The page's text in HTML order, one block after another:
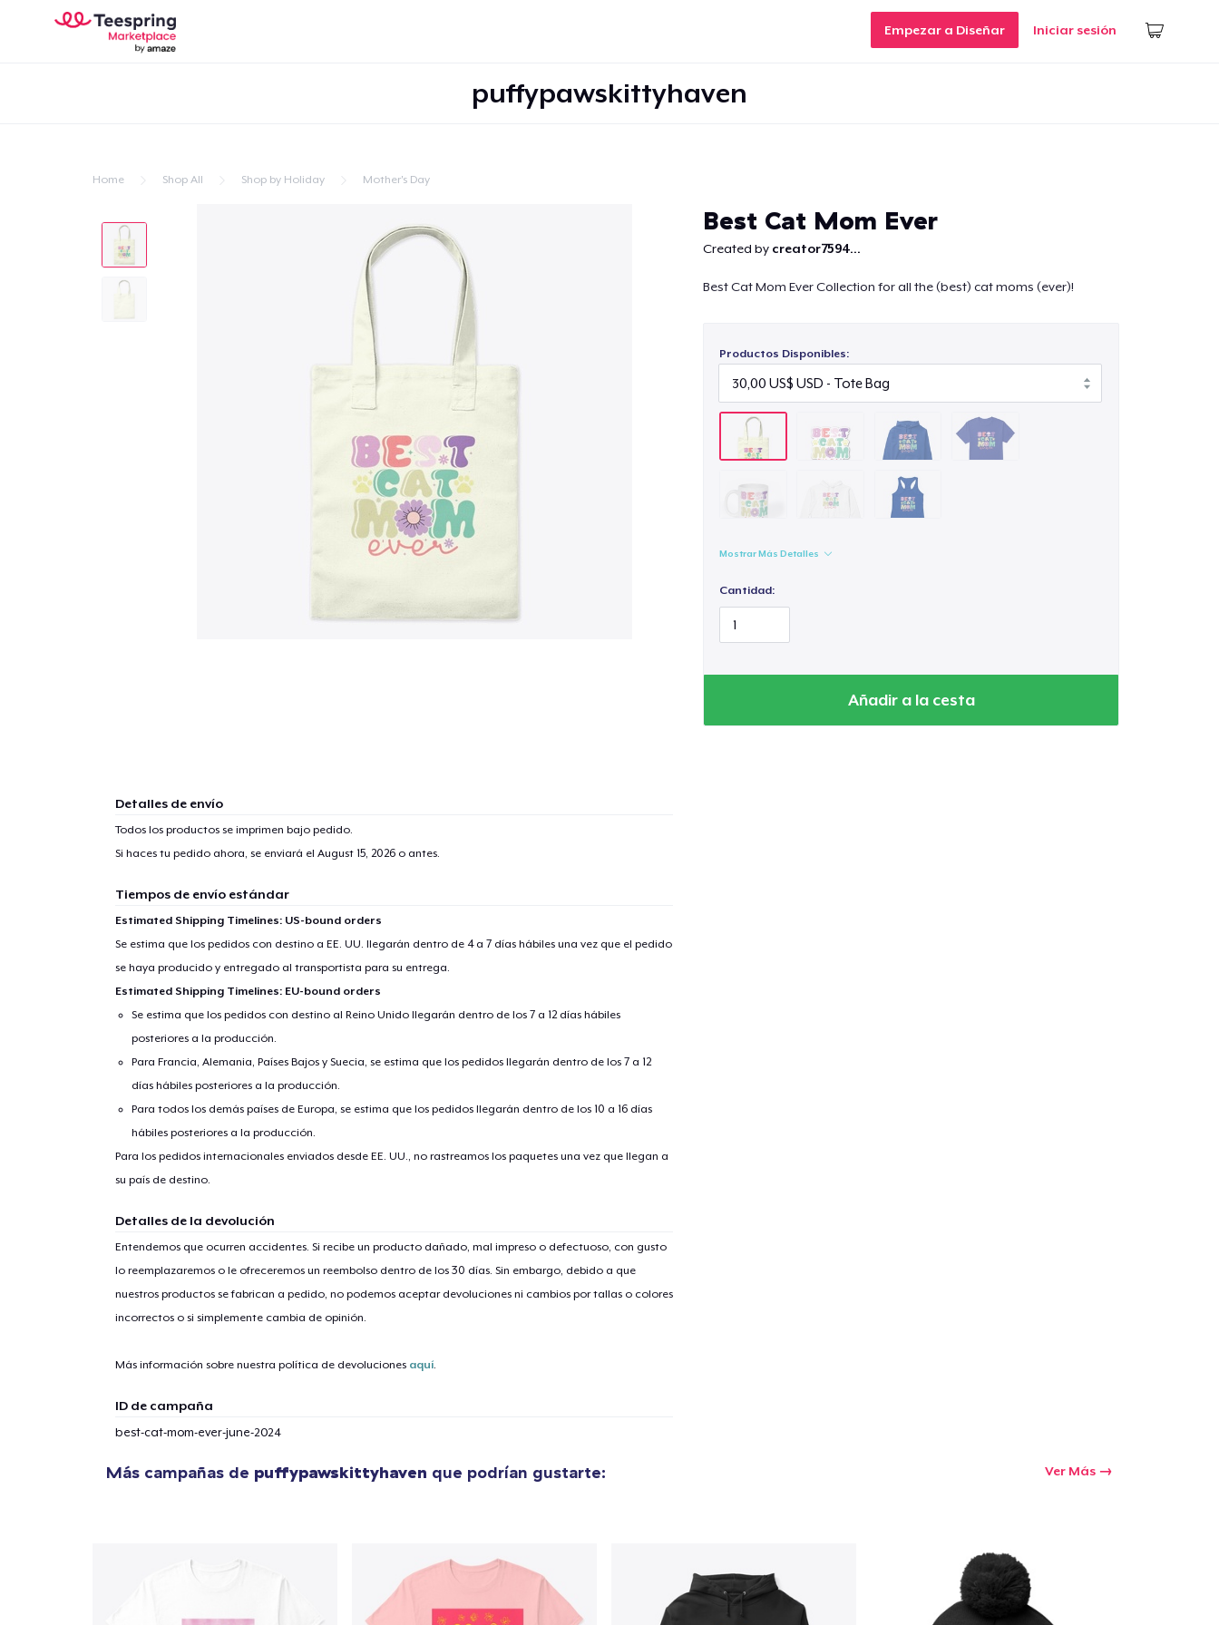
Empezar a Diseñar Iniciar sesión
puffypawskittyhaven
Home Shop All Shop by Holiday Mother's Day
Best Cat Mom Ever
Created by creator7594...
Best Cat Mom Ever Collection for all the (best) cat moms (ever)!
Productos Disponibles:
Mostrar Más Detalles
Cantidad:
Añadir a la cesta
Detalles de envío
Todos los productos se imprimen bajo pedido.
Si haces tu pedido ahora, se enviará el August 15, 2026o antes.
Tiempos de envío estándar
Estimated Shipping Timelines: US-bound orders
Se estima que los pedidos con destino a EE. UU. llegarán dentro de 4 a 7 días hábiles una vez que el pedido
se haya producido y entregado al transportista para su entrega.
Estimated Shipping Timelines: EU-bound orders
Se estima que los pedidos con destino al Reino Unido llegarán dentro de los 7 a 12 días hábiles
posteriores a la producción.
Para Francia, Alemania, Países Bajos y Suecia, se estima que los pedidos llegarán dentro de los 7 a 12
días hábiles posteriores a la producción.
Para todos los demás países de Europa, se estima que los pedidos llegarán dentro de los 10 a 16 días
hábiles posteriores a la producción.
Para los pedidos internacionales enviados desde EE. UU., no rastreamos los paquetes una vez que llegan a
su país de destino.
Detalles de la devolución
Entendemos que ocurren accidentes. Si recibe un producto dañado, mal impreso o defectuoso, con gusto
lo reemplazaremos o le ofreceremos un reembolso dentro de los 30 días. Sin embargo, debido a que
nuestros productos se fabrican a pedido, no podemos aceptar devoluciones ni cambios por tallas o colores
incorrectos o si simplemente cambia de opinión.
Más información sobre nuestra política de devoluciones aquí.
ID de campaña
best-cat-mom-ever-june-2024
Más campañas de puffypawskittyhaven que podrían gustarte: Ver Más
1artículo añadido al carrito
30,00 US$
Unisex Classic Pullover Hoodie
50,00 US$